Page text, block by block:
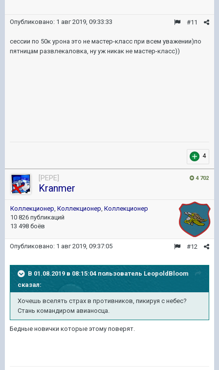
#11
Опубликовано: 1 авг 2019, 09:33:33
сессии по 50к урона это не мастер-класс при всем уважении)по
пятницам развлекаловка, ну уж никак не мастер-класс))
4
4 702
[PEPE]
Kranmer
Коллекционер, Коллекционер, Коллекционер
10 826 публикаций
13 498 боёв
#12
Опубликовано: 1 авг 2019, 09:37:05
В 01.08.2019 в 08:15:04 пользователь LeopoldBloom
сказал:
Хочешь вселять страх в противников, пикируя с небес?
Стань командиром авианосца.
Бедные новички которые этому поверят.